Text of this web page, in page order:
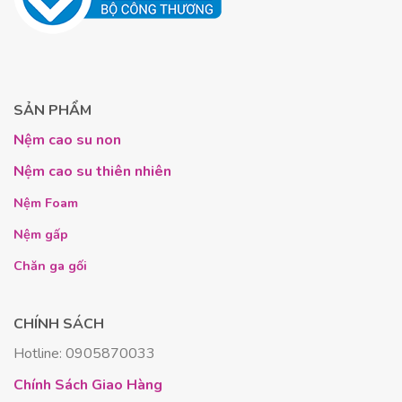
Nâng đỡ tối ưu->giảm áp lực xương khớp
Nhiều khách hàng của tôi, đặc biệt là những người
làm văn phòng hoặc người lớn tuổi, chia sẻ rằng
và giảm hẳn tình trạng đau mỏi mỗi sáng thức dậy.
Sản phẩm thích hợp cho mọi đối tượng
là những người đang cần một giải pháp cho giấc ngủ
và Ngon Hơn
Một điểm không được yêu thích ở một số loại nệm
nệm có tính năng thoáng khí
SẢN PHẨM
Nệm cao su non
Nệm cao su thiên nhiên
Nệm Foam
Nệm gấp
Chăn ga gối
CHÍNH SÁCH
Hotline: 0905870033
Chính Sách Giao Hàng